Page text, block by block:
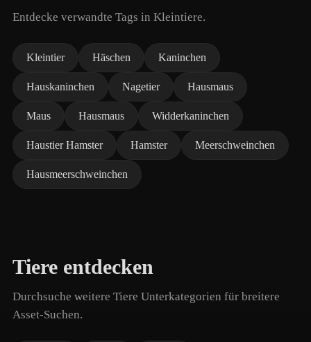
Entdecke verwandte Tags in Kleintiere.
Kleintier Häschen Kaninchen
Hauskaninchen Nagetier Hausmaus
Maus Hausmaus Widderkaninchen
Haustier Hamster Hamster Meerschweinchen
Hausmeerschweinchen
Tiere entdecken
Durchsuche weitere Tiere Unterkategorien für breitere
Asset-Suchen.